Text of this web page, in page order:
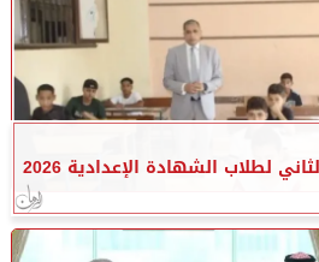
لطلاب الشهادة الإعدادية 2026